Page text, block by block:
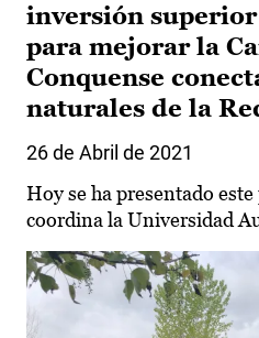
inversión
para mejorar la
Conquense
naturales de la
26 de Abril de 2021
Hoy se ha presentado
coordina la Universidad